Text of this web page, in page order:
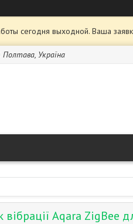
сегодня выходной. Ваша
Полтава, Україна
вібрації Aqara ZigBee